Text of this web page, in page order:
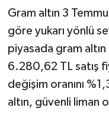
Gram altın 3
göre yukarı yönlü
piyasada gram
6.280,62 TL satış
değişim oranını
altın, güvenli liman